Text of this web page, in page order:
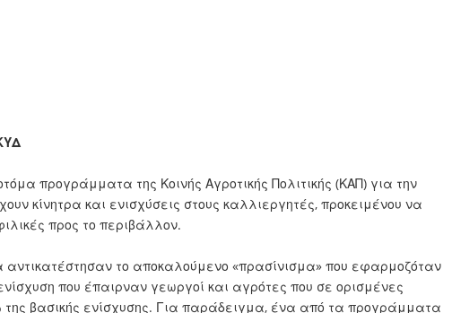
προγράμματα της Κοινής Αγροτικής Πολιτικής (ΚΑΠ) για την
κίνητρα και ενισχύσεις στους καλλιεργητές, προκειμένου να
προς το περιβάλλον.
αντικατέστησαν το αποκαλούμενο «πρασίνισμα» που εφαρμοζόταν
που έπαιρναν γεωργοί και αγρότες που σε ορισμένες
της βασικής ενίσχυσης. Για παράδειγμα, ένα από τα προγράμματα